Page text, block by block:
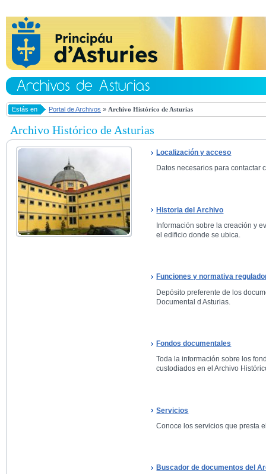
Estás en Portal de Archivos » Archivo Histórico de Asturias
Archivo Histórico de Asturias
Localización y acceso
Datos necesarios para contactar
Historia del Archivo
Información sobre la creación y
el edificio donde se ubica.
Funciones y normativa
Depósito preferente de los
Documental d Asturias.
Fondos documentales
Toda la información sobre los
custodiados en el Archivo
Servicios
Conoce los servicios que presta
Buscador de documentos del